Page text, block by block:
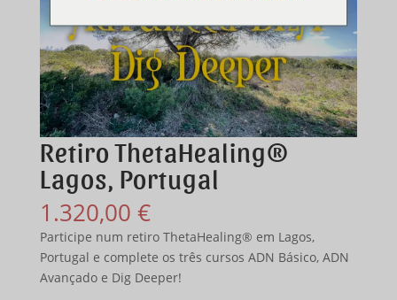
Retiro ThetaHealing®
Lagos, Portugal
1.320,00 €
Participe num retiro ThetaHealing® em Lagos,
Portugal e complete os três cursos ADN Básico, ADN
Avançado e Dig Deeper!